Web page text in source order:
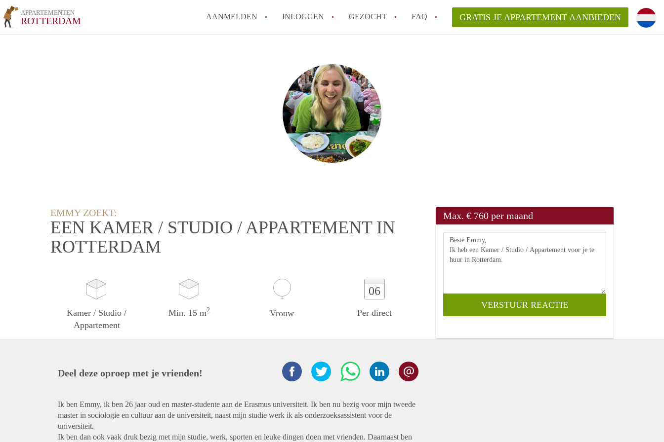
APPARTEMENTEN
ROTTERDAM AANMELDEN INLOGGEN GEZOCHT FAQ
How to translate AppartementRotterdam!
Wat is AppartementenRotterdam?
Hoeveel kost het om te reageren op een Appartement in Rotterdam?
Wat is de privacyverklaring van AppartementenRotterdam?
Berekent AppartementenRotterdam
makelaarsvergoeding/bemiddelingsvergoeding?
Alle veelgestelde vragen
GRATIS JE APPARTEMENT AANBIEDEN
EMMY ZOEKT:
EEN KAMER / STUDIO / APPARTEMENT IN
ROTTERDAM
Kamer / Studio /
Appartement
Min. 15 m2 Vrouw
06
Per direct
Max. € 760 per maand
Deel deze oproep met je vrienden!
Ik ben Emmy, ik ben 26 jaar oud en master-studente aan de Erasmus universiteit. Ik ben nu bezig voor mijn tweede
master in sociologie en cultuur aan de universiteit, naast mijn studie werk ik als onderzoeksassistent voor de
universiteit.
Ik ben dan ook vaak druk bezig met mijn studie, werk, sporten en leuke dingen doen met vrienden. Daarnaast ben